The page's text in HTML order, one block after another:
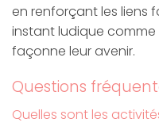
en renforçant les liens
instant ludique comme
façonne leur avenir.
Questions
Quelles sont les